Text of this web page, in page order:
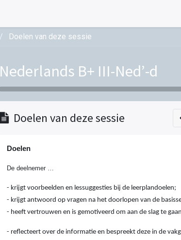
Doelen van deze sessie
Nederlands B+ III-Ned’-d
Doelen van deze sessie
Doelen
De deelnemer …
- krijgt voorbeelden en lessuggesties bij de leerplandoelen;
- krijgt antwoord op vragen na het doorlopen van de
- heeft vertrouwen en is gemotiveerd om aan de slag te
- reflecteert over de informatie en bespreekt deze in de